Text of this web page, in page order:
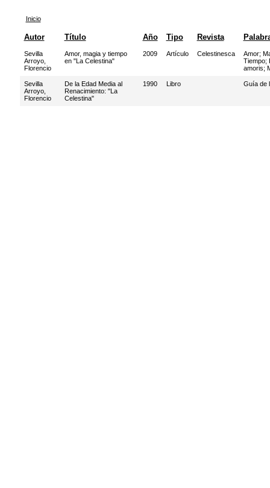
Inicio
Autor Título Año Tipo Revista
Sevilla
Arroyo,
Florencio
Amor, magia y tiempo
en "La Celestina"
2009 Artículo Celestinesca Amor;
Tiempo;
amoris;
Sevilla
Arroyo,
Florencio
De la Edad Media al
Renacimiento: "La
Celestina"
1990 Libro Guía de